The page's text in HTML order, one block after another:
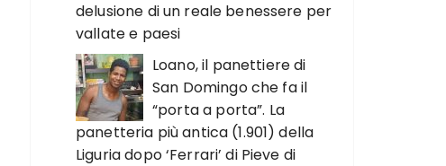
delusione di un reale benessere per
vallate e paesi
Loano, il panettiere di
San Domingo che fa il
“porta a porta”. La
panetteria più antica (1.901) della
Liguria dopo ‘Ferrari’ di Pieve di